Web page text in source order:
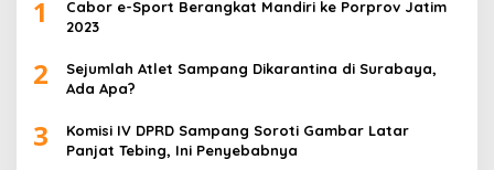
1
Cabor e-Sport Berangkat Mandiri ke Porprov Jatim
2023
2
Sejumlah Atlet Sampang Dikarantina di Surabaya,
Ada Apa?
3
Komisi IV DPRD Sampang Soroti Gambar Latar
Panjat Tebing, Ini Penyebabnya